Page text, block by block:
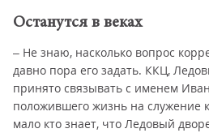
Останутся в веках
– Не знаю, насколько вопрос
давно пора его задать. ККЦ,
принято связывать с именем
положившего жизнь на служение
мало кто знает, что Ледовый